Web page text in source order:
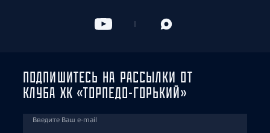
ПОДПИШИТЕСЬ НА РАССЫЛКИ ОТ
КЛУБА ХК «ТОРПЕДО-ГОРЬКИЙ»
Введите Ваш e-mail